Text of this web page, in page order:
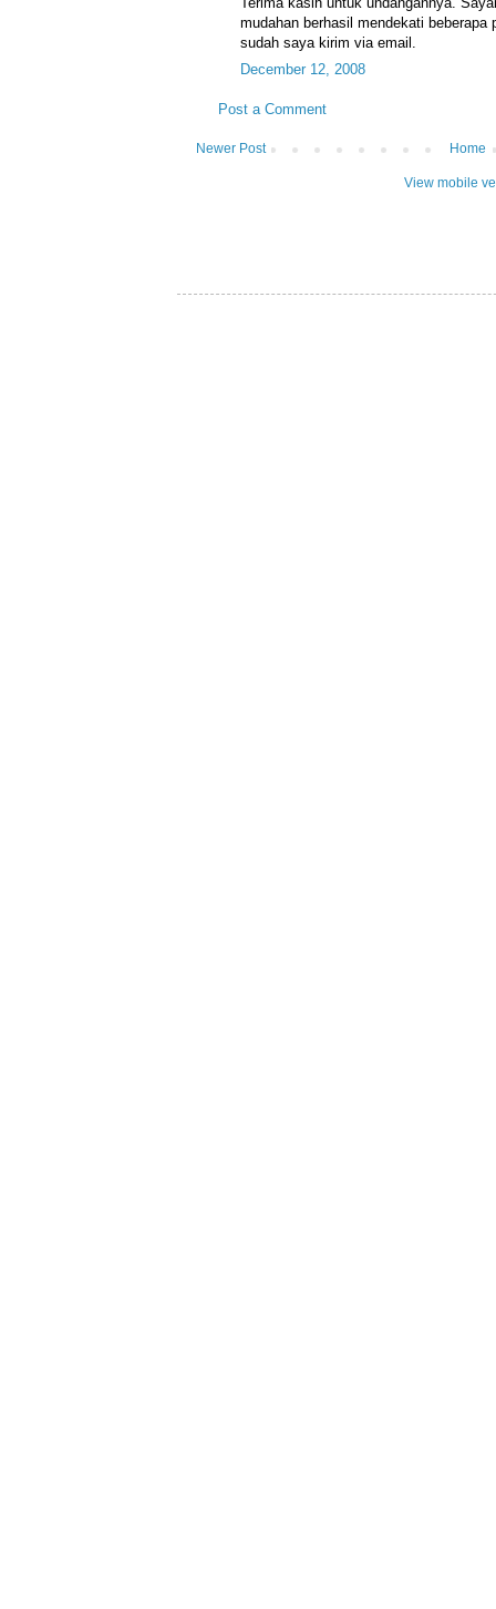
mudahan berhasil mendekati beberapa
sudah saya kirim via email.
December 12, 2008
Post a Comment
Newer Post Home
View mobile